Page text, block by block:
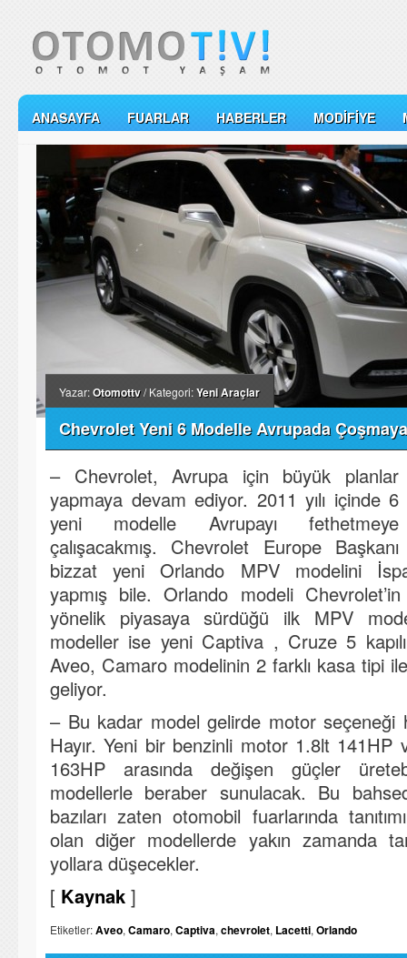
ANASAYFA FUARLAR HABERLER MODIFIYE
Yazar:Otomottv/ Kategori:Yeni Araçlar
Chevrolet Yeni 6 Modelle Avrupada
– Chevrolet, Avrupa için büyük planlar
yapmaya devam ediyor. 2011 yılı içinde 6
yeni modelle Avrupayı fethetmeye
çalışacakmış. Chevrolet Europe
bizzat yeni Orlando MPV modelini
yapmış bile. Orlando modeli
yönelik piyasaya sürdüğü ilk MPV
modeller ise yeni Captiva , Cruze 5
Aveo, Camaro modelinin 2 farklı kasa tipi
geliyor.
– Bu kadar model gelirde motor seçeneği
Hayır. Yeni bir benzinli motor 1.8lt 141HP
163HP arasında değişen güçler
modellerle beraber sunulacak. Bu
bazıları zaten otomobil fuarlarında
olan diğer modellerde yakın zamanda
yollara düşecekler.
[ Kaynak ]
Etiketler:Aveo, Camaro, Captiva, chevrolet, Lacetti, Orlando